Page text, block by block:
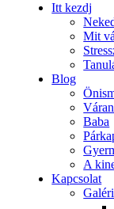
Itt kezdj
Mit
Blog
Baba
A
Kapcsolat